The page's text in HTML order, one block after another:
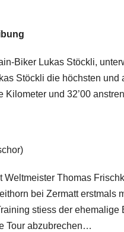
Biker Lukas Stöckli,
Stöckli die höchsten
Kilometer und 32’00
Weltmeister Thomas
bei Zermatt erstmals
stiess der
Tour abzubrechen…